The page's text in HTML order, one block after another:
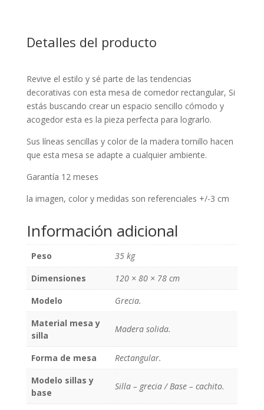
Detalles del producto
Revive el estilo y sé parte de las tendencias
decorativas con esta mesa de comedor rectangular, Si
estás buscando crear un espacio sencillo cómodo y
acogedor esta es la pieza perfecta para lograrlo.
Sus líneas sencillas y color de la madera tornillo hacen
que esta mesa se adapte a cualquier ambiente.
Garantía 12 meses
la imagen, color y medidas son referenciales +/-3 cm
Información adicional
Peso
35 kg
Dimensiones
120 × 80 × 78 cm
Modelo
Grecia.
Material mesa y
silla
Madera solida.
Forma de mesa
Rectangular.
Modelo sillas y
base
Silla – grecia / Base – cachito.